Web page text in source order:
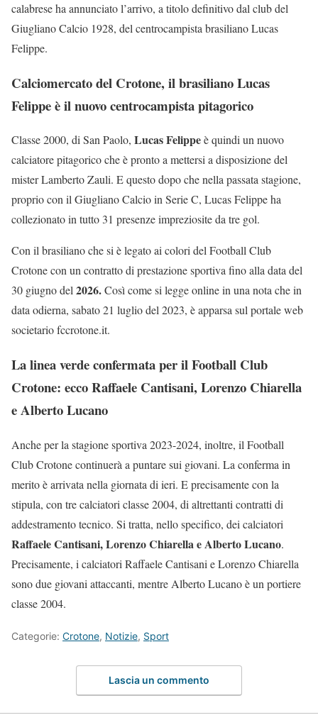
calabrese ha annunciato l’arrivo, a titolo definitivo dal club del
Giugliano Calcio 1928, del centrocampista brasiliano Lucas
Felippe.
Calciomercato del Crotone, il brasiliano Lucas
Felippe è il nuovo centrocampista pitagorico
Classe 2000, di San Paolo, Lucas Felippeè quindi un nuovo
calciatore pitagorico che è pronto a mettersi a disposizione del
mister Lamberto Zauli. E questo dopo che nella passata stagione,
proprio con il Giugliano Calcio in Serie C, Lucas Felippe ha
collezionato in tutto 31 presenze impreziosite da tre gol.
Con il brasiliano che si è legato ai colori del Football Club
Crotone con un contratto di prestazione sportiva fino alla data del
30 giugno del2026.Così come si legge online in una nota che in
data odierna, sabato 21 luglio del 2023, è apparsa sul portale web
societario fccrotone.it.
La linea verde confermata per il Football Club
Crotone: ecco Raffaele Cantisani, Lorenzo Chiarella
e Alberto Lucano
Anche per la stagione sportiva 2023-2024, inoltre, il Football
Club Crotone continuerà a puntare sui giovani. La conferma in
merito è arrivata nella giornata di ieri. E precisamente con la
stipula, con tre calciatori classe 2004, di altrettanti contratti di
addestramento tecnico. Si tratta, nello specifico, dei calciatori
Raffaele Cantisani, Lorenzo Chiarella e Alberto Lucano.
Precisamente, i calciatori Raffaele Cantisani e Lorenzo Chiarella
sono due giovani attaccanti, mentre Alberto Lucano è un portiere
classe 2004.
Categorie: Crotone, Notizie, Sport
Lascia un commento